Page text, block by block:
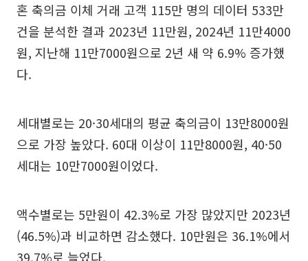
혼 축의금 이체 거래 고객 115만 명의 데이터 533만
건을 분석한 결과 2023년 11만원, 2024년 11만4000
원, 지난해 11만7000원으로 2년 새 약 6.9% 증가했
다.
세대별로는 20·30세대의 평균 축의금이 13만8000원
으로 가장 높았다. 60대 이상이 11만8000원, 40·50
세대는 10만7000원이었다.
액수별로는 5만원이 42.3%로 가장 많았지만 2023년
(46.5%)과 비교하면 감소했다. 10만원은 36.1%에서
39.7%로 늘었다.